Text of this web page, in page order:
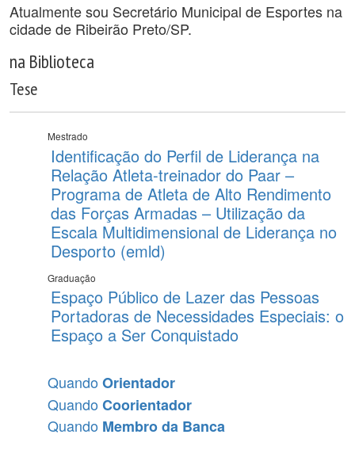
Atualmente sou Secretário Municipal de Esportes na
cidade de Ribeirão Preto/SP.
na Biblioteca
Tese
Mestrado
Identificação do Perfil de Liderança na
Relação Atleta-treinador do Paar –
Programa de Atleta de Alto Rendimento
das Forças Armadas – Utilização da
Escala Multidimensional de Liderança no
Desporto (emld)
Graduação
Espaço Público de Lazer das Pessoas
Portadoras de Necessidades Especiais: o
Espaço a Ser Conquistado
Quando Orientador
Quando Coorientador
Quando Membro da Banca